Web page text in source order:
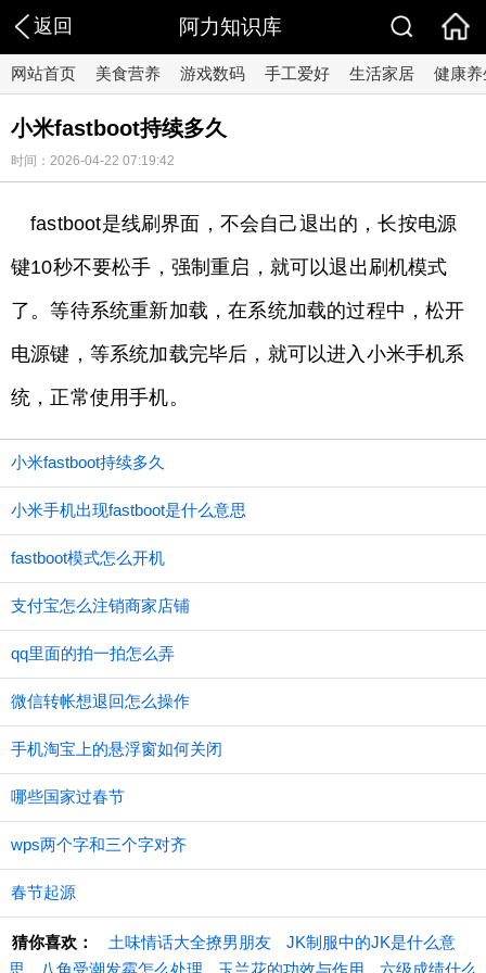
返回 阿力知识库
网站首页 美食营养 游戏数码 手工爱好 生活家居 健康养
小米fastboot持续多久
时间：2026-04-22 07:19:42
fastboot是线刷界面，不会自己退出的，长按电源
键10秒不要松手，强制重启，就可以退出刷机模式
了。等待系统重新加载，在系统加载的过程中，松开
电源键，等系统加载完毕后，就可以进入小米手机系
统，正常使用手机。
小米fastboot持续多久
小米手机出现fastboot是什么意思
fastboot模式怎么开机
支付宝怎么注销商家店铺
qq里面的拍一拍怎么弄
微信转帐想退回怎么操作
手机淘宝上的悬浮窗如何关闭
哪些国家过春节
wps两个字和三个字对齐
春节起源
猜你喜欢： 土味情话大全撩男朋友
JK制服中的JK是什么意
思
八角受潮发霉怎么处理 玉兰花的功效与作用 六级成绩什么